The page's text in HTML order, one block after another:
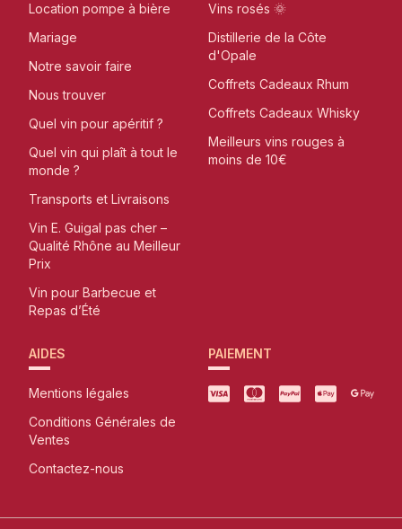
Location pompe à bière
Mariage
Notre savoir faire
Nous trouver
Quel vin pour apéritif ?
Quel vin qui plaît à tout le
monde ?
Transports et Livraisons
Vin E. Guigal pas cher –
Qualité Rhône au Meilleur
Prix
Vin pour Barbecue et
Repas d’Été
Vins rosés 🌞
Distillerie de la Côte
d'Opale
Coffrets Cadeaux Rhum
Coffrets Cadeaux Whisky
Meilleurs vins rouges à
moins de 10€
AIDES
Mentions légales
Conditions Générales de
Ventes
Contactez-nous
PAIEMENT